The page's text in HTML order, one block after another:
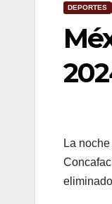
DEPORTES
La